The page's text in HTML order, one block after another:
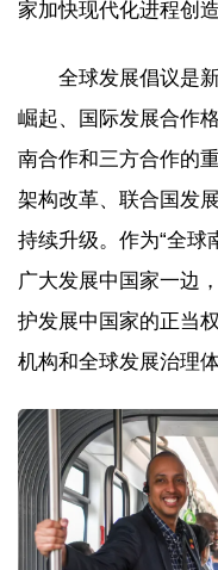
家加快现代化进程创
全球发展倡议是
崛起、国际发展合作
南合作和三方合作的
架构改革、联合国发
持续升级。作为“全球
广大发展中国家一边
护发展中国家的正当
机构和全球发展治理